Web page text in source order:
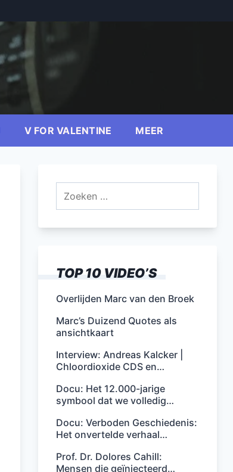
V FOR VALENTINE MEER
TOP 10 VIDEO’S
Overlijden Marc van den Broek
Marc’s Duizend Quotes als
ansichtkaart
Interview: Andreas Kalcker |
Chloordioxide CDS en…
Docu: Het 12.000-jarige
symbool dat we volledig…
Docu: Verboden Geschiedenis:
Het onvertelde verhaal…
Prof. Dr. Dolores Cahill:
Mensen die geïnjecteerd…